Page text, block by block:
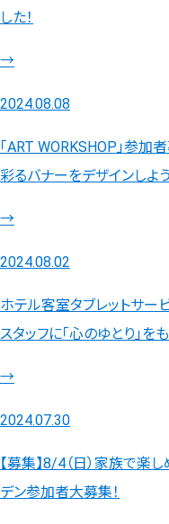
した！
→
2024.08.08
「ART WORKSHOP」参加
彩るバナーをデザインしよう
→
2024.08.02
ホテル客室タブレットサー
スタッフに「心のゆとり」を
→
2024.07.30
【募集】8/4（日）家族で楽
デン参加者大募集！